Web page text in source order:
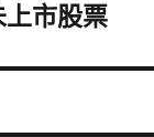
市股票